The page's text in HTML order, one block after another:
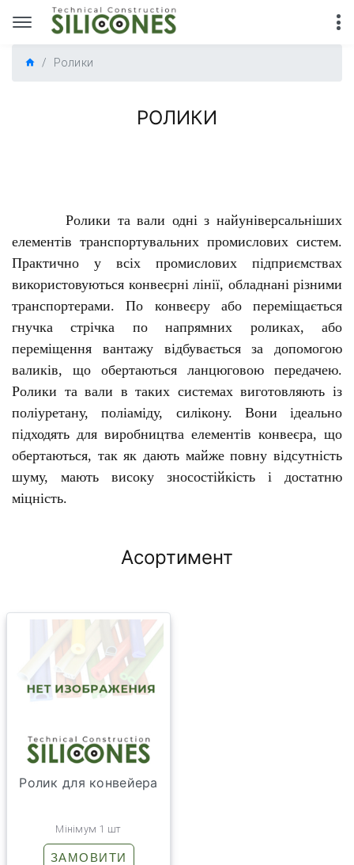
Ролики
РОЛИКИ
Ролики та вали одні з найуніверсальніших
елементів транспортувальних промислових систем.
Практично у всіх промислових підприємствах
використовуються конвеєрні лінії, обладнані різними
транспортерами. По конвеєру або переміщається
гнучка стрічка по напрямних роликах, або
переміщення вантажу відбувається за допомогою
валиків, що обертаються ланцюговою передачею.
Ролики та вали в таких системах виготовляють із
поліуретану, поліаміду, силікону. Вони ідеально
підходять для виробництва елементів конвеєра, що
обертаються, так як дають майже повну відсутність
шуму, мають високу зносостійкість і достатню
міцність.
Асортимент
Ролик для конвейера
Мінімум 1 шт
ЗАМОВИТИ